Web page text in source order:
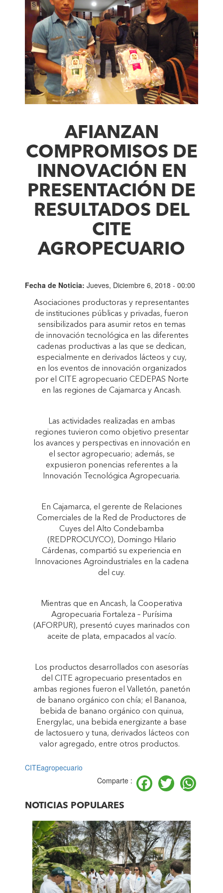
AFIANZAN
COMPROMISOS DE
INNOVACIÓN EN
PRESENTACIÓN DE
RESULTADOS DEL
CITE
AGROPECUARIO
Fecha de Noticia: Jueves, Diciembre 6, 2018 - 00:00
Asociaciones productoras y representantes
de instituciones públicas y privadas, fueron
sensibilizados para asumir retos en temas
de innovación tecnológica en las diferentes
cadenas productivas a las que se dedican,
especialmente en derivados lácteos y cuy,
en los eventos de innovación organizados
por el CITE agropecuario CEDEPAS Norte
en las regiones de Cajamarca y Ancash.
Las actividades realizadas en ambas
regiones tuvieron como objetivo presentar
los avances y perspectivas en innovación en
el sector agropecuario; además, se
expusieron ponencias referentes a la
Innovación Tecnológica Agropecuaria.
En Cajamarca, el gerente de Relaciones
Comerciales de la Red de Productores de
Cuyes del Alto Condebamba
(REDPROCUYCO), Domingo Hilario
Cárdenas, compartió su experiencia en
Innovaciones Agroindustriales en la cadena
del cuy.
Mientras que en Ancash, la Cooperativa
Agropecuaria Fortaleza – Purísima
(AFORPUR), presentó cuyes marinados con
aceite de plata, empacados al vacío.
Los productos desarrollados con asesorías
del CITE agropecuario presentados en
ambas regiones fueron el Valletón, panetón
de banano orgánico con chía; el Bananoa,
bebida de banano orgánico con quinua,
Energylac, una bebida energizante a base
de lactosuero y tuna, derivados lácteos con
valor agregado, entre otros productos.
CITEagropecuario
Comparte :
Facebook
Twitter
NOTICIAS POPULARES